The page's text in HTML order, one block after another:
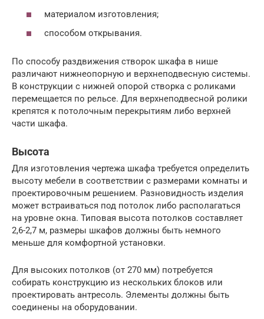
материалом изготовления;
способом открывания.
По способу раздвижения створок шкафа в нише
различают нижнеопорную и верхнеподвесную системы.
В конструкции с нижней опорой створка с роликами
перемещается по рельсе. Для верхнеподвесной ролики
крепятся к потолочным перекрытиям либо верхней
части шкафа.
Высота
Для изготовления чертежа шкафа требуется определить
высоту мебели в соответствии с размерами комнаты и
проектировочным решением. Разновидность изделия
может встраиваться под потолок либо располагаться
на уровне окна. Типовая высота потолков составляет
2,6-2,7 м, размеры шкафов должны быть немного
меньше для комфортной установки.
Для высоких потолков (от 270 мм) потребуется
собирать конструкцию из нескольких блоков или
проектировать антресоль. Элементы должны быть
соединены на оборудовании.